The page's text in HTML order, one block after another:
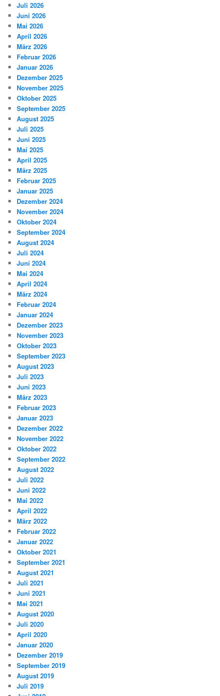
Juli 2026
Juni 2026
Mai 2026
April 2026
März 2026
Februar 2026
Januar 2026
Dezember 2025
November 2025
Oktober 2025
September 2025
August 2025
Juli 2025
Juni 2025
Mai 2025
April 2025
März 2025
Februar 2025
Januar 2025
Dezember 2024
November 2024
Oktober 2024
September 2024
August 2024
Juli 2024
Juni 2024
Mai 2024
April 2024
März 2024
Februar 2024
Januar 2024
Dezember 2023
November 2023
Oktober 2023
September 2023
August 2023
Juli 2023
Juni 2023
März 2023
Februar 2023
Januar 2023
Dezember 2022
November 2022
Oktober 2022
September 2022
August 2022
Juli 2022
Juni 2022
Mai 2022
April 2022
März 2022
Februar 2022
Januar 2022
Oktober 2021
September 2021
August 2021
Juli 2021
Juni 2021
Mai 2021
August 2020
Juli 2020
April 2020
Januar 2020
Dezember 2019
September 2019
August 2019
Juli 2019